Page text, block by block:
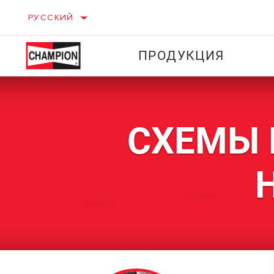
РУССКИЙ
ПРОДУКЦИЯ
ЛЕГКОВЫЕ
АВТОМОБИЛИ
КОМПОНЕНТЫ СИСТЕМЫСХЕМЫ